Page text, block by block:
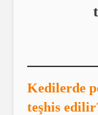
Kedilerde
teşhis